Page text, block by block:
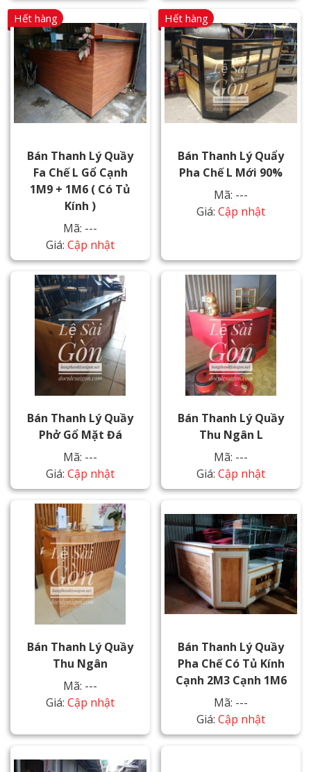
Bán Thanh Lý Quầy
Fa Chế L Gổ Cạnh
1M9 + 1M6 ( Có Tủ
Kính )
Mã: ---
Giá: Cập nhật
Hết hàng
Bán Thanh Lý Quẩy
Pha Chế L Mới 90%
Mã: ---
Giá: Cập nhật
Hết hàng
Bán Thanh Lý Quầy
Phở Gổ Mặt Đá
Mã: ---
Giá: Cập nhật
Bán Thanh Lý Quầy
Thu Ngân L
Mã: ---
Giá: Cập nhật
Bán Thanh Lý Quầy
Thu Ngân
Mã: ---
Giá: Cập nhật
Bán Thanh Lý Quầy
Pha Chế Có Tủ Kính
Cạnh 2M3 Cạnh 1M6
Mã: ---
Giá: Cập nhật